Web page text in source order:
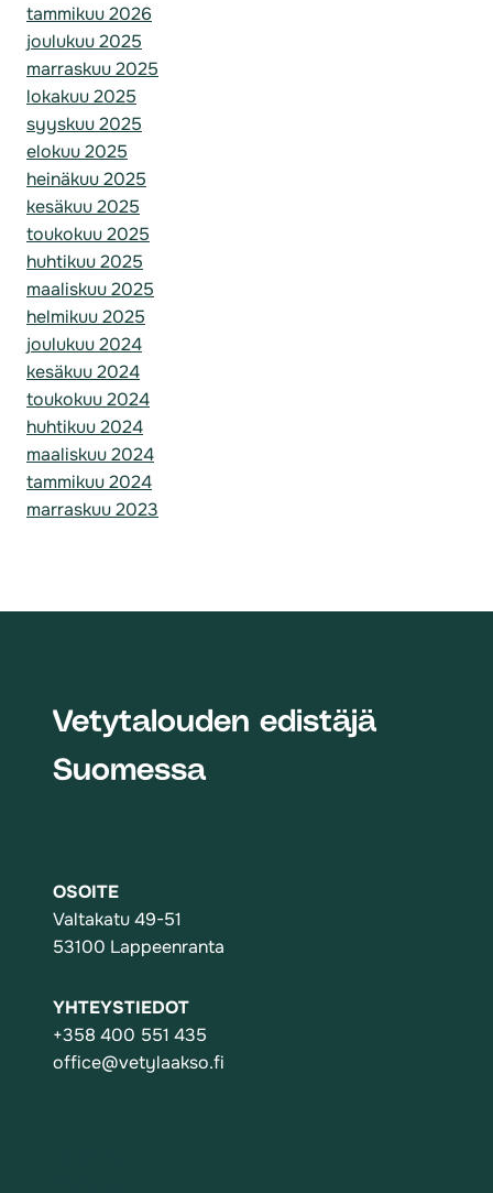
tammikuu 2026
joulukuu 2025
marraskuu 2025
lokakuu 2025
syyskuu 2025
elokuu 2025
heinäkuu 2025
kesäkuu 2025
toukokuu 2025
huhtikuu 2025
maaliskuu 2025
helmikuu 2025
joulukuu 2024
kesäkuu 2024
toukokuu 2024
huhtikuu 2024
maaliskuu 2024
tammikuu 2024
marraskuu 2023
Vetytalouden edistäjä
Suomessa
OSOITE
Valtakatu 49-51
53100 Lappeenranta
YHTEYSTIEDOT
+358 400 551 435
office@vetylaakso.fi